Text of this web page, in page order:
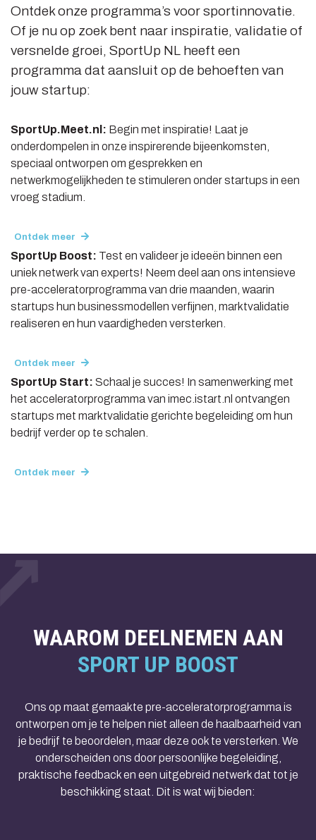
Ontdek onze programma’s voor sportinnovatie.
Of je nu op zoek bent naar inspiratie, validatie of
versnelde groei, SportUp NL heeft een
programma dat aansluit op de behoeften van
jouw startup:
SportUp.Meet.nl: Begin met inspiratie! Laat je
onderdompelen in onze inspirerende bijeenkomsten,
speciaal ontworpen om gesprekken en
netwerkmogelijkheden te stimuleren onder startups in een
vroeg stadium.
Ontdek meer
SportUp Boost: Test en valideer je ideeën binnen een
uniek netwerk van experts! Neem deel aan ons intensieve
pre-acceleratorprogramma van drie maanden, waarin
startups hun businessmodellen verfijnen, marktvalidatie
realiseren en hun vaardigheden versterken.
Ontdek meer
SportUp Start: Schaal je succes! In samenwerking met
het acceleratorprogramma van imec.istart.nl ontvangen
startups met marktvalidatie gerichte begeleiding om hun
bedrijf verder op te schalen.
Ontdek meer
WAAROM DEELNEMEN AAN
SPORT UP BOOST
Ons op maat gemaakte pre-acceleratorprogramma is
ontworpen om je te helpen niet alleen de haalbaarheid van
je bedrijf te beoordelen, maar deze ook te versterken. We
onderscheiden ons door persoonlijke begeleiding,
praktische feedback en een uitgebreid netwerk dat tot je
beschikking staat. Dit is wat wij bieden: